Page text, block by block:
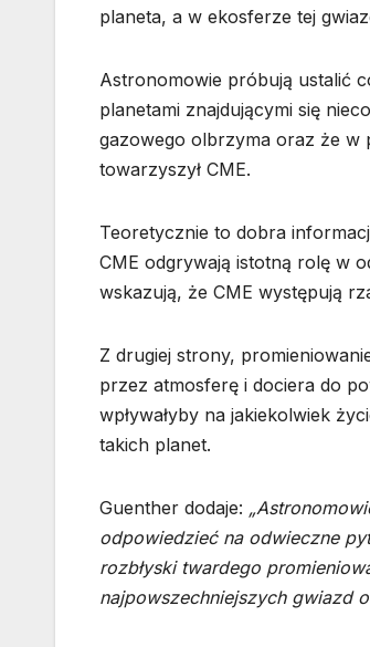
planeta, a w ekosferze tej
Astronomowie próbują ustalić
planetami znajdującymi się
gazowego olbrzyma oraz że w
towarzyszył CME.
Teoretycznie to dobra
CME odgrywają istotną rolę w
wskazują, że CME występują
Z drugiej strony,
przez atmosferę i dociera do
wpływałyby na jakiekolwiek
takich planet.
Guenther dodaje:
odpowiedzieć na odwieczne
rozbłyski twardego
najpowszechniejszych gwiazd